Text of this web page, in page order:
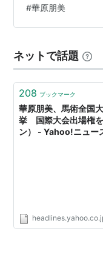
1996年03月、
1996年06月、
1997年12月、
1995年、日本有
2004年にも日本
2007年06月、プ
活動を休止
2011年10月30日
が芸能界復帰に
2013年4月17日
「夢やぶれて -I
デレラストーリー
んだ。レコーディ
でダウン寸前だっ
語っている。 この
合戦』に初出場し…
#華原朋美
ネットで話題
208 ブックマーク
華原朋美、馬術全国
挙 国際大会出場権
ン） - Yahoo!ニュー